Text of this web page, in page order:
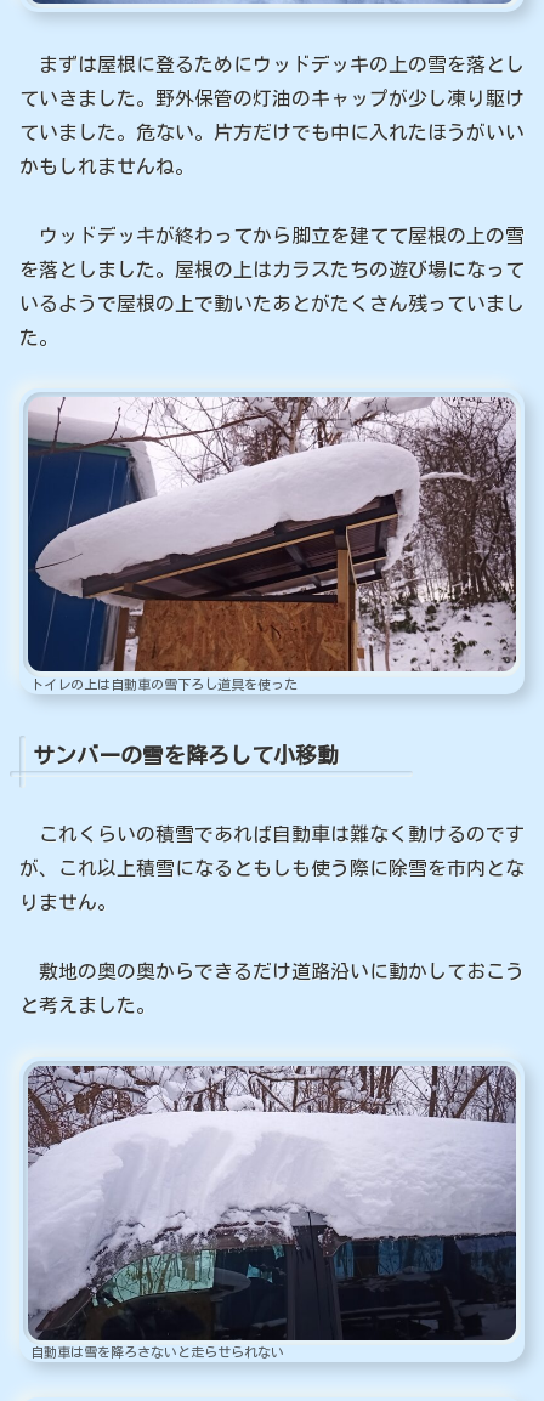
まずは屋根に登るためにウッドデッキの上の雪を落とし
ていきました。野外保管の灯油のキャップが少し凍り駆け
ていました。危ない。片方だけでも中に入れたほうがいい
かもしれませんね。
ウッドデッキが終わってから脚立を建てて屋根の上の雪
を落としました。屋根の上はカラスたちの遊び場になって
いるようで屋根の上で動いたあとがたくさん残っていまし
た。
トイレの上は自動車の雪下ろし道具を使った
サンバーの雪を降ろして小移動
これくらいの積雪であれば自動車は難なく動けるのです
が、これ以上積雪になるともしも使う際に除雪を市内とな
りません。
敷地の奥の奥からできるだけ道路沿いに動かしておこう
と考えました。
自動車は雪を降ろさないと走らせられない